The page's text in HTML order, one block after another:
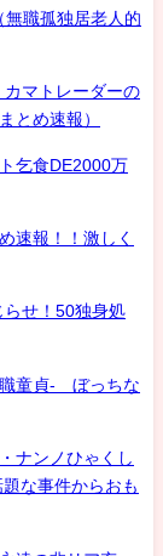
無職孤独居老人的
マトレーダーの
とめ速報）
乞食DE2000万
速報！！激しく
らせ！50独身処
童貞- ぼっちな
ナンノひゃくし
な事件からおも